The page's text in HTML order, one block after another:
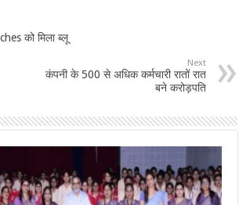
को मिला ब्लू
Next
कंपनी के 500 से अधिक कर्मचारी रातों रात
बने करोड़पति